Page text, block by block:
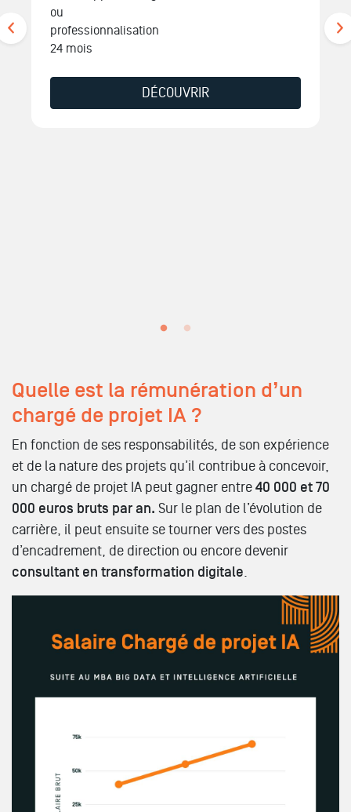
ou
professionnalisation
24 mois
DÉCOUVRIR
Quelle est la rémunération d’un
chargé de projet IA ?
En fonction de ses responsabilités, de son expérience
et de la nature des projets qu’il contribue à concevoir,
un chargé de projet IA peut gagner entre 40 000 et 70
000 euros bruts par an. Sur le plan de l’évolution de
carrière, il peut ensuite se tourner vers des postes
d’encadrement, de direction ou encore devenir
consultant en transformation digitale